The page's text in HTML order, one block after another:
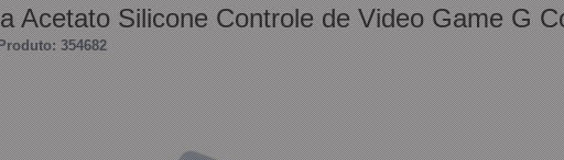
Segunda à sexta - 08:30h às 18:00h Sábados -
09:00h às 14:00h
Acetato Silicone Controle de Video Game G
354682